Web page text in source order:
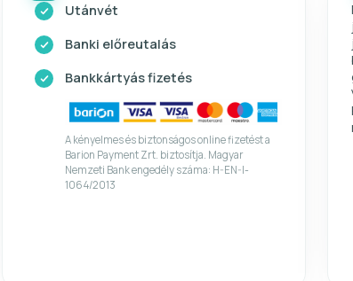
Utánvét
Banki előreutalás
Bankkártyás fizetés
A kényelmes és biztonságos online fizetést a
Barion Payment Zrt. biztosítja. Magyar
Nemzeti Bank engedély száma: H-EN-I-
1064/2013